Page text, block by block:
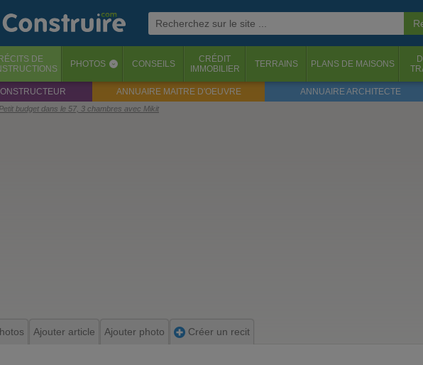
RÉCITS DE
PHOTOS ‹ CONSEILS
CRÉDIT
IMMOBILIER
TERRAINS PLANS DE MAISONS
ANNUAIRE MAITRE D'OEUVRE ANNUAIRE ARCHITECTE
budget dans le 57, 3 chambres avec Mikit
Ajouter article Ajouter photo Créer un recit